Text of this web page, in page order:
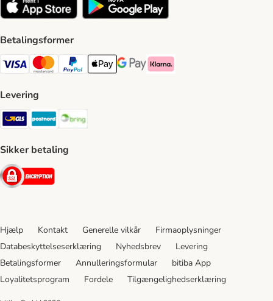
Betalingsformer
VISA Payment Method
Mastercard Payment Method
Paypal Payment Method
Apple Pay Payment Method
Google Pay Payment Method
Klarna Payment Method
Levering
GLS Shipping Method
Postnord Shipping Method
Sikker betaling
Security
Hjælp Kontakt Generelle vilkår
Firmaoplysninger
Databeskyttelseserklæring
Nyhedsbrev
Levering
Betalingsformer
Annulleringsformular
bitiba App
Loyalitetsprogram
Fordele Tilgængelighedserklæring